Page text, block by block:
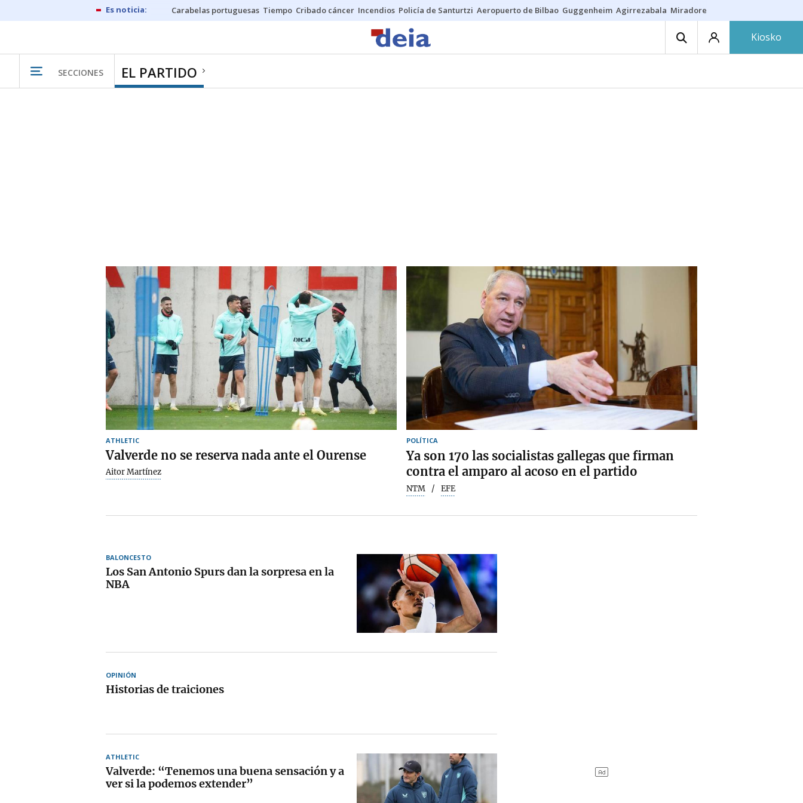
Carabelas portuguesas Tiempo Cribado cáncer Incendios Policía de Santurtzi Aeropuerto de Bilbao Guggenheim Agirrezabala Miradores en Bilbao
Kiosko
SECCIONES EL PARTIDO
ATHLETIC
Valverde no se reserva nada ante el Ourense
Aitor Martínez
POLÍTICA
Ya son 170 las socialistas gallegas que firman
contra el amparo al acoso en el partido
NTM EFE
BALONCESTO
Los San Antonio Spurs dan la sorpresa en la
NBA
OPINIÓN
Historias de traiciones
ATHLETIC
Valverde: “Tenemos una buena sensación y a
ver si la podemos extender”